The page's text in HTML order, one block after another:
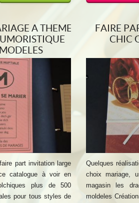
A THEME
part invitation large
catalogue à voir en
plus de 500
pour tous styles de
FAIRE
CHIC
Quelques
choix mariage,
magasin les
moldeles